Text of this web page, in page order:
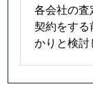
各会社の査
契約をす
かりと検討